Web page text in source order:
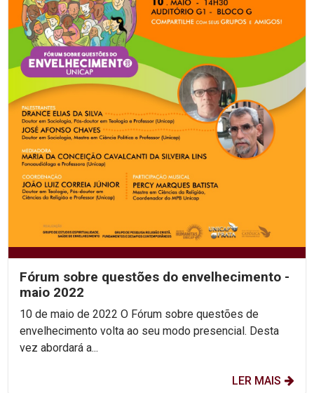
Fórum sobre questões do envelhecimento -
maio 2022
10 de maio de 2022 O Fórum sobre questões de
envelhecimento volta ao seu modo presencial. Desta
vez abordará a...
LER MAIS